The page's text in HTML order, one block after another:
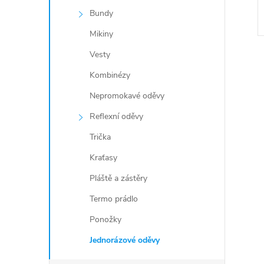
Bundy
Mikiny
Vesty
Kombinézy
Nepromokavé oděvy
Reflexní oděvy
Trička
Kraťasy
Pláště a zástěry
Termo prádlo
Ponožky
Jednorázové oděvy